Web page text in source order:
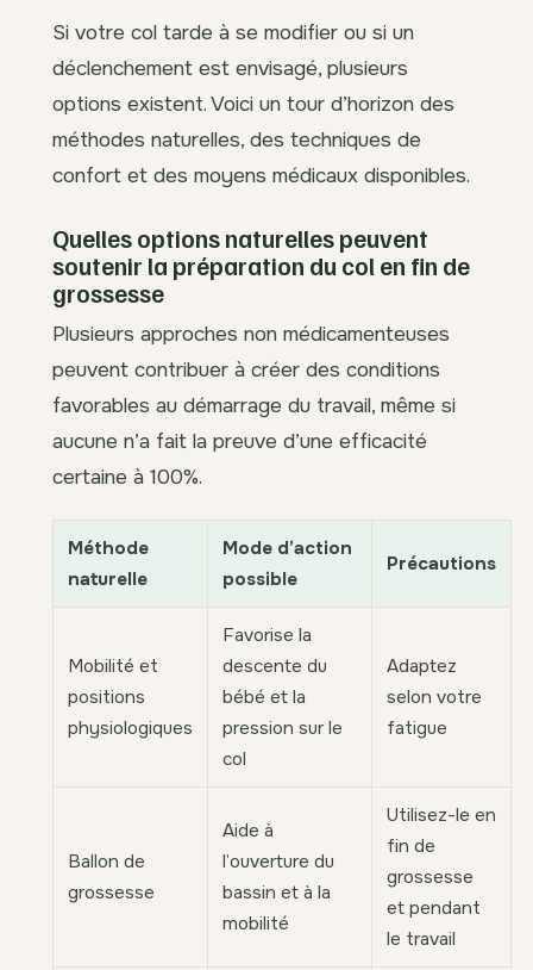
Si votre col tarde à se modifier ou si un
déclenchement est envisagé, plusieurs
options existent. Voici un tour d’horizon des
méthodes naturelles, des techniques de
confort et des moyens médicaux disponibles.
Quelles options naturelles peuvent
soutenir la préparation du col en fin de
grossesse
Plusieurs approches non médicamenteuses
peuvent contribuer à créer des conditions
favorables au démarrage du travail, même si
aucune n’a fait la preuve d’une efficacité
certaine à 100%.
Méthode
naturelle
Mode d’action
possible
Précautions
Mobilité et
positions
physiologiques
Favorise la
descente du
bébé et la
pression sur le
col
Adaptez
selon votre
fatigue
Ballon de
grossesse
Aide à
l’ouverture du
bassin et à la
mobilité
Utilisez-le en
fin de
grossesse
et pendant
le travail